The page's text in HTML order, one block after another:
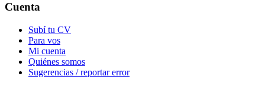
Cuenta
Subí tu CV
Para vos
Mi cuenta
Quiénes somos
Sugerencias / reportar error